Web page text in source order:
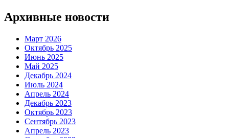
Архивные новости
Март 2026
Октябрь 2025
Июнь 2025
Май 2025
Декабрь 2024
Июль 2024
Апрель 2024
Декабрь 2023
Октябрь 2023
Сентябрь 2023
Апрель 2023